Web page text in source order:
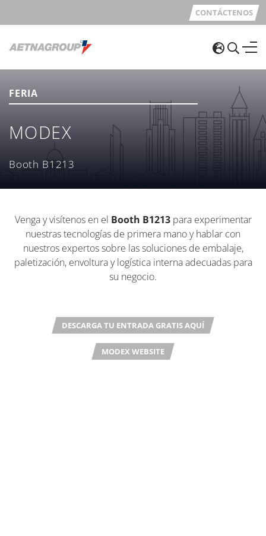
CONTÁCTENOS
FERIA
MODEX
Booth B1213
Venga y visítenos en el Booth B1213para experimentar
nuestras tecnologías de primera mano y hablar con
nuestros expertos sobre las soluciones de embalaje,
paletización, envoltura y logística interna adecuadas para
su negocio.
DESCARGA TU ENTRADA GRATIS AQUÍ
MODEX WEBSITE